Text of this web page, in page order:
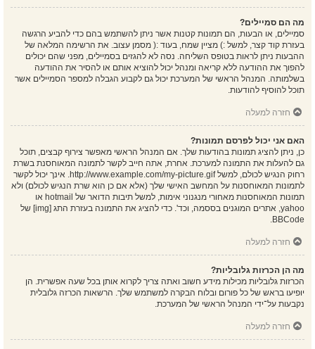
מה הם סמיילים?
סמיילים, או הבעות, הם תמונות קטנות אשר ניתן להשתמש בהם כדי להביע הרגשה
בעזרת קוד קצר, למשל :) מציין שמח, בעוד :( מסמן עצוב. את הרשימה המלאה של
ההבעות ניתן לראות בטופס השליחה. נסה לא להגזים בסמיילים, מפני שהם יכולים
להפוך את ההודעה ללא קריאה ומנהל יכול להוציא אותם או להסיר את ההודעה
בשלמותה. המנהל הראשי של המערכת יכול גם לקבוע הגבלה למספר הסמיילים אשר
תוכל להוסיף להודעות.
חזרה למעלה
האם אני יכול לפרסם תמונות?
כן, ניתן להציג תמונות בהודעות שלך. אם המנהל הראשי מאפשר צירוף קבצים, תוכל
גם להעלות את התמונה למערכת. אחרת, אתה חייב לקשר לתמונה המאוחסנת בשרת
רחוק הנגיש לכולם, למשל http://www.example.com/my-picture.gif. אינך יכול לקשר
לתמונות המאוחסנות על המחשב האישי שלך (אלא אם כן הוא שרת הנגיש לכולם) ולא
תמונות המאוחסנות מאחורי מנגנוני אימות, למשל תיבות הדואר של hotmail או
yahoo, אתרים המוגנים בססמה, וכד'. כדי להציג את התמונה בעזרת התג [img] של
BBCode.
חזרה למעלה
מה הן הכרזות גלובליות?
הכרזות גלובליות מכילות מידע חשוב ואתה צריך לקרוא אותן בכל שעה אפשרית. הן
יופיעו בראש של כל פורום ובלוח הבקרה למשתמש שלך. הרשאות הכרזה גלובלית
נקבעות על־ידי המנהל הראשי של המערכת.
חזרה למעלה